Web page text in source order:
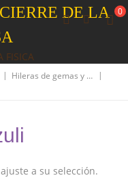
DE LA
FISICA
0
| Hileras de gemas y piedras
|
a su selección.